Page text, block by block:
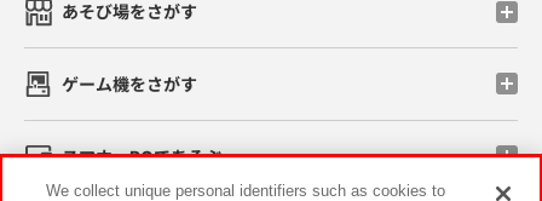
あそび場をさがす
ゲーム機をさがす
スマホ・PCであそぶ
We collect unique personal identifiers such as cookies to